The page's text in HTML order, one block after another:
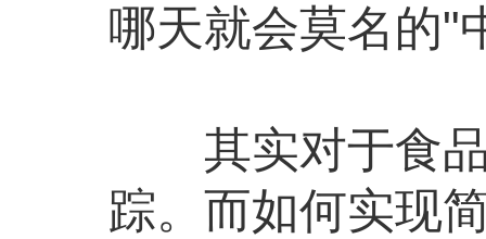
哪天就会莫名的"
其实对于食品
踪。而如何实现